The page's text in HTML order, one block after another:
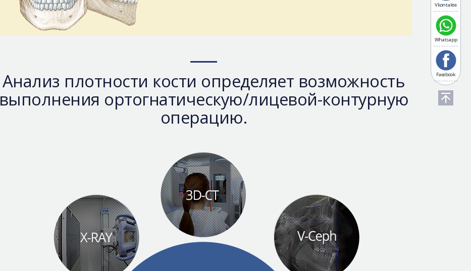
Vkontakte
Whatsapp
Facebook
Анализ плотности кости определяет возможность
выполнения ортогнатическую/лицевой-контурную
операцию.